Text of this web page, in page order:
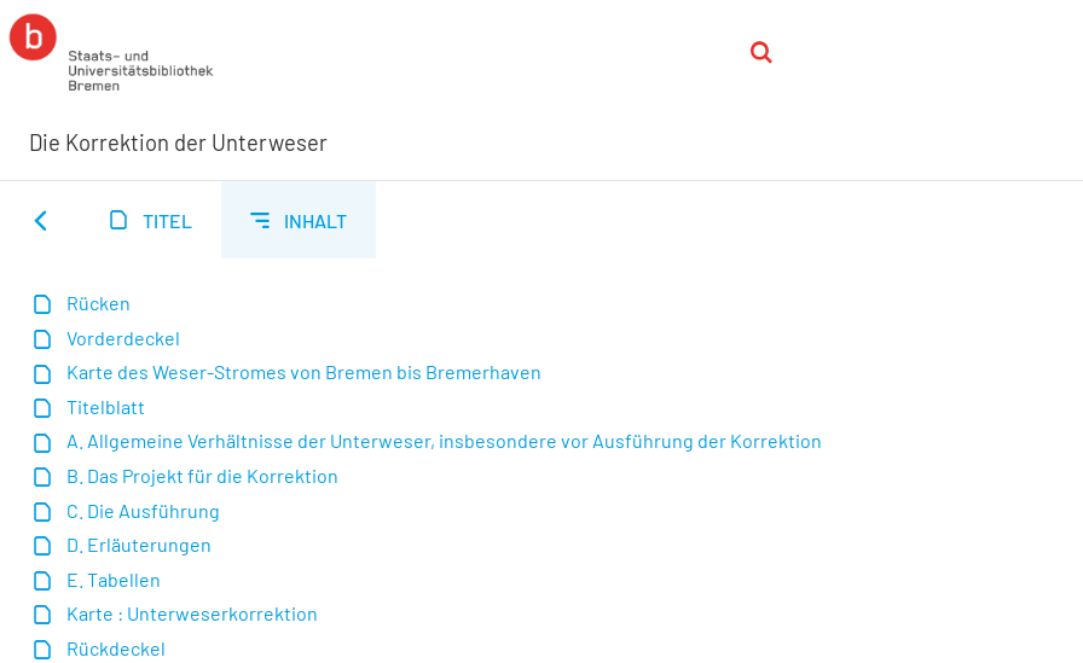
Die Korrektion der Unterweser
TITEL INHALT
Rücken
Vorderdeckel
Karte des Weser-Stromes von Bremen bis Bremerhaven
Titelblatt
A. Allgemeine Verhältnisse der Unterweser, insbesondere vor Ausführung der Korrektion
B. Das Projekt für die Korrektion
C. Die Ausführung
D. Erläuterungen
E. Tabellen
Karte : Unterweserkorrektion
Rückdeckel